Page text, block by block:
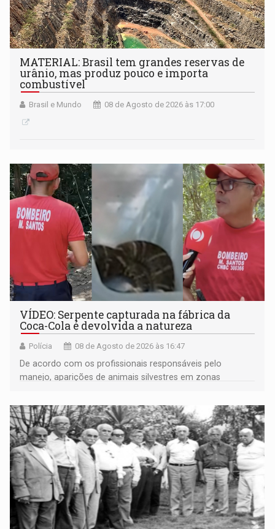
MATERIAL: Brasil tem grandes reservas de
urânio, mas produz pouco e importa
combustível
Brasil e Mundo 08 de Agosto de 2026 às 17:00
VÍDEO: Serpente capturada na fábrica da
Coca-Cola é devolvida a natureza
Polícia 08 de Agosto de 2026 às 16:47
De acordo com os profissionais responsáveis pelo
manejo, aparições de animais silvestres em zonas